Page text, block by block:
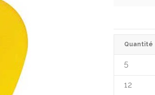
Quantité
5
12